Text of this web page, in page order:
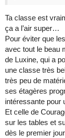
Ta classe est
ça a l’air super…
Pour éviter que
avec tout le beau
de Luxine, qui a
une classe très
très peu de
ses étagères
intéressante pour
Et celle de
sur les tables et
dès le premier